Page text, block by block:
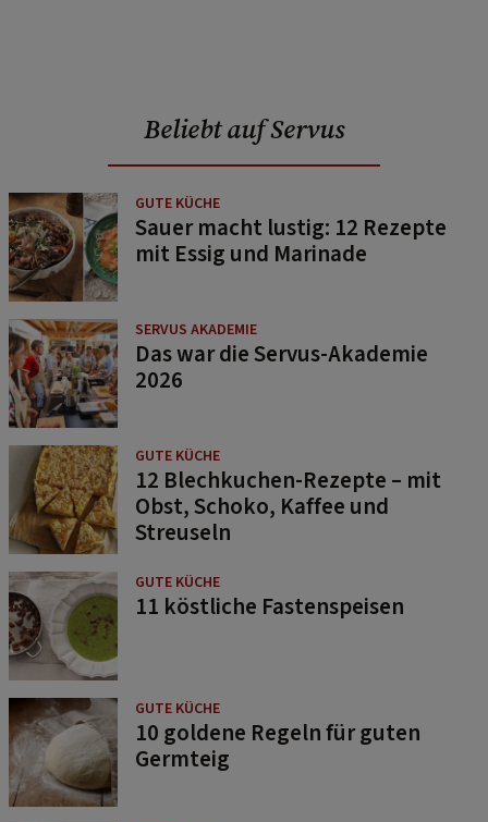
Beliebt auf Servus
GUTE KÜCHE
Sauer macht lustig: 12 Rezepte
mit Essig und Marinade
SERVUS AKADEMIE
Das war die Servus-Akademie
2026
GUTE KÜCHE
12 Blechkuchen-Rezepte – mit
Obst, Schoko, Kaffee und
Streuseln
GUTE KÜCHE
11 köstliche Fastenspeisen
GUTE KÜCHE
10 goldene Regeln für guten
Germteig